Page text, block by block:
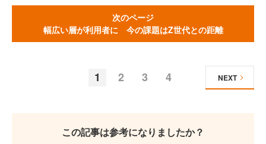
次のページ
幅広い層が利用者に 今の課題はZ世代との距離
1 2 3 4 NEXT
この記事は参考になりましたか？